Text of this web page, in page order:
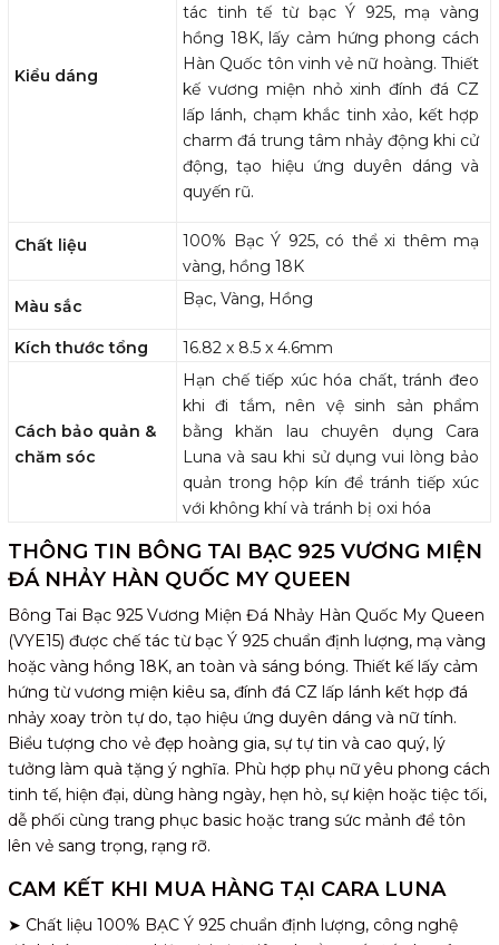
Kiểu dáng
tác tinh tế từ bạc Ý 925, mạ vàng
hồng 18K, lấy cảm hứng phong cách
Hàn Quốc tôn vinh vẻ nữ hoàng. Thiết
kế vương miện nhỏ xinh đính đá CZ
lấp lánh, chạm khắc tinh xảo, kết hợp
charm đá trung tâm nhảy động khi cử
động, tạo hiệu ứng duyên dáng và
quyến rũ.
Chất liệu
100% Bạc Ý 925, có thể xi thêm mạ
vàng, hồng 18K
Màu sắc
Bạc, Vàng, Hồng
Kích thước tổng 16.82 x 8.5 x 4.6mm
Cách bảo quản &
chăm sóc
Hạn chế tiếp xúc hóa chất, tránh đeo
khi đi tắm, nên vệ sinh sản phẩm
bằng khăn lau chuyên dụng Cara
Luna và sau khi sử dụng vui lòng bảo
quản trong hộp kín để tránh tiếp xúc
với không khí và tránh bị oxi hóa
THÔNG TIN BÔNG TAI BẠC 925 VƯƠNG MIỆN
ĐÁ NHẢY HÀN QUỐC MY QUEEN
Bông Tai Bạc 925 Vương Miện Đá Nhảy Hàn Quốc My Queen
(VYE15) được chế tác từ bạc Ý 925 chuẩn định lượng, mạ vàng
hoặc vàng hồng 18K, an toàn và sáng bóng. Thiết kế lấy cảm
hứng từ vương miện kiêu sa, đính đá CZ lấp lánh kết hợp đá
nhảy xoay tròn tự do, tạo hiệu ứng duyên dáng và nữ tính.
Biểu tượng cho vẻ đẹp hoàng gia, sự tự tin và cao quý, lý
tưởng làm quà tặng ý nghĩa. Phù hợp phụ nữ yêu phong cách
tinh tế, hiện đại, dùng hàng ngày, hẹn hò, sự kiện hoặc tiệc tối,
dễ phối cùng trang phục basic hoặc trang sức mảnh để tôn
lên vẻ sang trọng, rạng rỡ.
CAM KẾT KHI MUA HÀNG TẠI CARA LUNA
➤ Chất liệu 100% BẠC Ý 925 chuẩn định lượng, công nghệ